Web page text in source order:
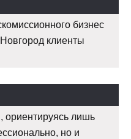
бизнес
клиенты
ориентируясь лишь
но и